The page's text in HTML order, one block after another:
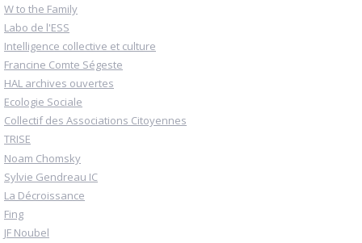
W to the Family
Labo de l'ESS
Intelligence collective et culture
Francine Comte Ségeste
HAL archives ouvertes
Ecologie Sociale
Collectif des Associations Citoyennes
TRISE
Noam Chomsky
Sylvie Gendreau IC
La Décroissance
Fing
JF Noubel